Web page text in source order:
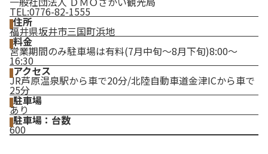
TEL:0776-82-1555
住所
福井県坂井市三国町浜地
料金
営業期間のみ駐車場は有料(7月中旬～8月下旬)8:00～
16:30
アクセス
JR芦原温泉駅から車で20分/北陸自動車道金津ICから車で
25分
駐車場
あり
駐車場：台数
600